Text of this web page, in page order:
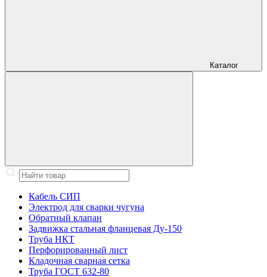
Каталог
Кабель СИП
Электрод для сварки чугуна
Обратный клапан
Задвижка стальная фланцевая Ду-150
Труба НКТ
Перфорированный лист
Кладочная сварная сетка
Труба ГОСТ 632-80